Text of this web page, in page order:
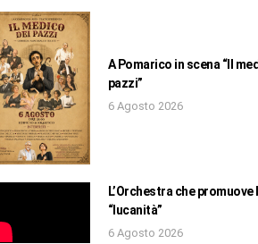
A Pomarico in scena “Il
pazzi”
6 Agosto 2026
L’Orchestra che promuove
“lucanità”
6 Agosto 2026